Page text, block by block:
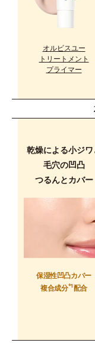
オルビスユー
トリートメント
プライマー
乾燥による小ジワ
毛穴の凹凸
つるんとカバー
保湿性凹凸カバー
複合成分*1配合